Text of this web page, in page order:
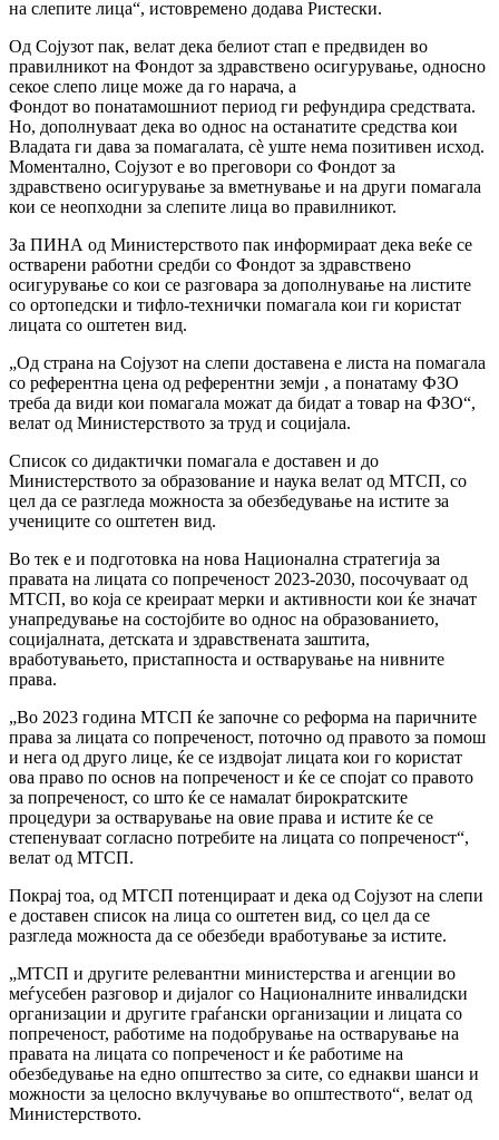
на слепите лица“, истовремено додава Ристески.
Од Сојузот пак, велат дека белиот стап е предвиден во
правилникот на Фондот за здравствено осигурување, односно
секое слепо лице може да го нарача, а
Фондот во понатамошниот период ги рефундира средствата.
Но, дополнуваат дека во однос на останатите средства кои
Владата ги дава за помагалата, сѐ уште нема позитивен исход.
Моментално, Сојузот е во преговори со Фондот за
здравствено осигурување за вметнување и на други помагала
кои се неопходни за слепите лица во правилникот.
За ПИНА од Министерството пак информираат дека веќе се
остварени работни средби со Фондот за здравствено
осигурување со кои се разговара за дополнување на листите
со ортопедски и тифло-технички помагала кои ги користат
лицата со оштетен вид.
„Од страна на Сојузот на слепи доставена е листа на помагала
со референтна цена од референтни земји , а понатаму ФЗО
треба да види кои помагала можат да бидат а товар на ФЗО“,
велат од Министерството за труд и социјала.
Список со дидактички помагала е доставен и до
Министерството за образование и наука велат од МТСП, со
цел да се разгледа можноста за обезбедување на истите за
учениците со оштетен вид.
Во тек е и подготовка на нова Национална стратегија за
правата на лицата со попреченост 2023-2030, посочуваат од
МТСП, во која се креираат мерки и активности кои ќе значат
унапредување на состојбите во однос на образованието,
социјалната, детската и здравствената заштита,
вработувањето, пристапноста и остварување на нивните
права.
„Во 2023 година МТСП ќе започне со реформа на паричните
права за лицата со попреченост, поточно од правото за помош
и нега од друго лице, ќе се издвојат лицата кои го користат
ова право по основ на попреченост и ќе се спојат со правото
за попреченост, со што ќе се намалат бирократските
процедури за остварување на овие права и истите ќе се
степенуваат согласно потребите на лицата со попреченост“,
велат од МТСП.
Покрај тоа, од МТСП потенцираат и дека од Сојузот на слепи
е доставен список на лица со оштетен вид, со цел да се
разгледа можноста да се обезбеди вработување за истите.
„МТСП и другите релевантни министерства и агенции во
меѓусебен разговор и дијалог со Националните инвалидски
организации и другите граѓански организации и лицата со
попреченост, работиме на подобрување на остварување на
правата на лицата со попреченост и ќе работиме на
обезбедување на едно општество за сите, со еднакви шанси и
можности за целосно вклучување во општеството“, велат од
Министерството.